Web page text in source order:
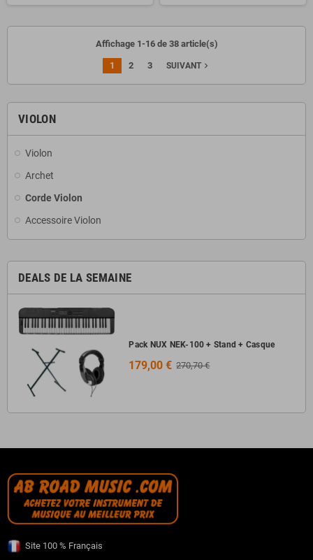
VIOLON
Violon
Archet
Corde Violon
Accessoire Violon
DEALS DE LA SEMAINE
Pack NUX NEK-100 + Stand + Casque
179,00 € 270,70 €
Affichage 1-16 de 38 article(s)
1 2 3 SUIVANTnavigate_next
Site 100 % Français